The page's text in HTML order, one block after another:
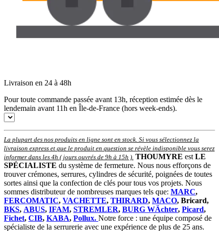
Livraison en 24 à 48h
Pour toute commande passée avant 13h, réception estimée dès le
lendemain avant 11h en Île-de-France (hors week-ends).
La plupart des nos produits en ligne sont en stock. Si vous sélectionnez la
livraison express et que le produit en question se révèle indisponible vous serez
informer dans les 4h ( jours ouvrés de 9h à 15h ) THOUMYRE est LE
SPÉCIALISTE du système de fermeture. Nous nous efforçons de
trouver crémones, serrures, cylindres de sécurité, poignées de toutes
sortes ainsi que la confection de clés pour tous vos projets. Nous
sommes distributeur de nombreuses marques tels que: MARC,
FERCOMATIC, VACHETTE, THIRARD, MACO, Bricard,
BKS, ABUS, IFAM, STREMLER, BURG WÄchter, Picard,
Fichet, CIB, KABA, Pollux. Notre force : une équipe composé de
spécialiste de la serrurerie avec une expérience de plus de 25 ans.